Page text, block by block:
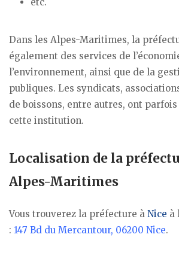
Dans les Alpes-Maritimes, la
également des services de
l’environnement, ainsi que de la
publiques. Les syndicats,
de boissons, entre autres, ont
cette institution.
Localisation de la
Alpes-Maritimes
Vous trouverez la préfecture à Nice à
: 147 Bd du Mercantour, 06200 Nice.